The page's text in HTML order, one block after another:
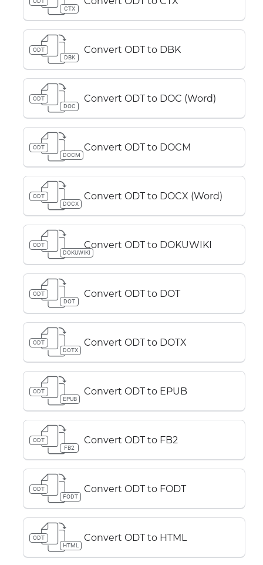
CTX
ODT
DBK
Convert ODT to DBK
ODT
DOC
Convert ODT to DOC (Word)
ODT
DOCM
Convert ODT to DOCM
ODT
DOCX
Convert ODT to DOCX (Word)
ODT
DOKUWIKI
Convert ODT to DOKUWIKI
ODT
DOT
Convert ODT to DOT
ODT
DOTX
Convert ODT to DOTX
ODT
EPUB
Convert ODT to EPUB
ODT
FB2
Convert ODT to FB2
ODT
FODT
Convert ODT to FODT
ODT
HTML
Convert ODT to HTML